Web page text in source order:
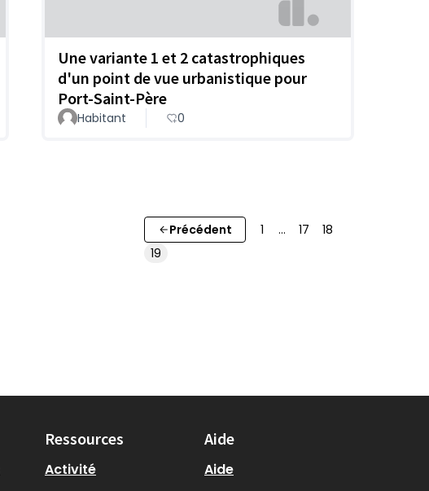
Une variante 1 et 2 catastrophiques
d'un point de vue urbanistique pour
Port-Saint-Père
Habitant 0
Précédent 1 … 17
18
19
Ressources
Activité
Aide
Aide